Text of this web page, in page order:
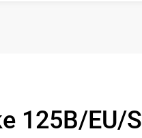
125B/EU/S